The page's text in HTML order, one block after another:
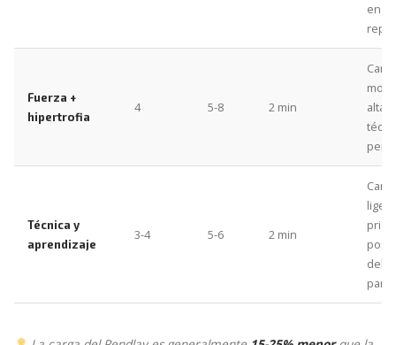
en
rep
Fuerza +
hipertrofia
4 5-8 2 min
Carga
alta,
Técnica y
aprendizaje
3-4 5-6 2 min
Carga
del